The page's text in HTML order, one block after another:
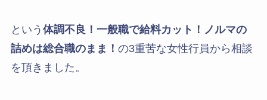
という 体調不良！一般職で給料カット！ノルマの
詰めは総合職のまま！ の3重苦な女性行員から相談
を頂きました。